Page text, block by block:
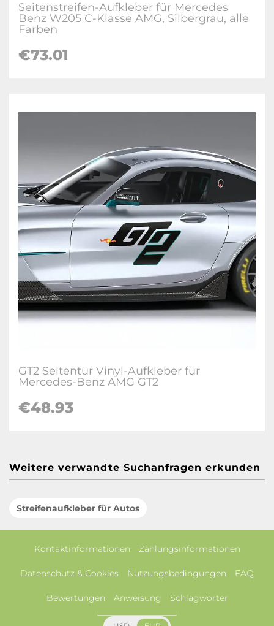
Seitenstreifen-Aufkleber für Mercedes
Benz W205 C-Klasse AMG, Silbergrau, alle
Farben
€73.01
GT2 Seitentür Vinyl-Aufkleber für
Mercedes-Benz AMG GT2
€48.93
Weitere verwandte Suchanfragen erkunden
Streifenaufkleber für Autos
Kontaktinformationen Zahlungsinformationen
Datenschutz & Cookies Nutzungsbedingungen FAQ
Bewertungen Anweisung Schlagwörter